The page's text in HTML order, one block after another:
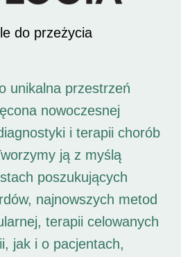
do przeżycia
unikalna przestrzeń
nowoczesnej
i terapii chorób
ją z myślą
poszukujących
najnowszych metod
terapii celowanych
jak i o pacjentach,